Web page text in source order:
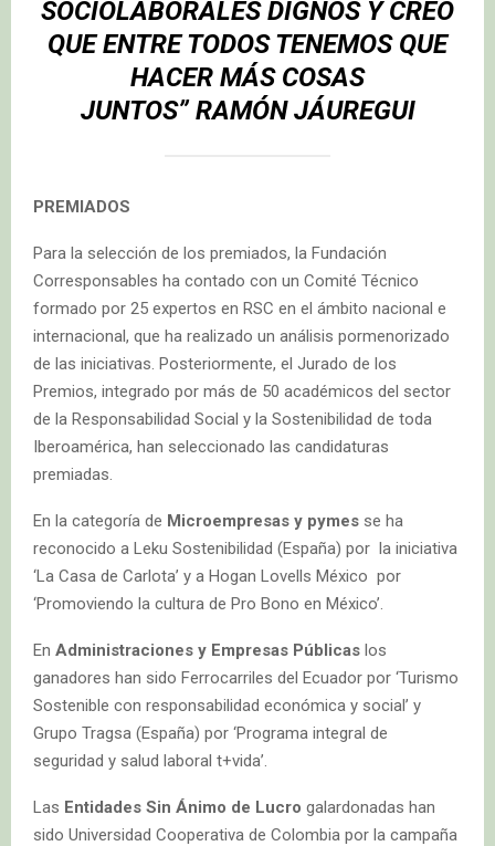
SOCIOLABORALES DIGNOS Y CREO
QUE ENTRE TODOS TENEMOS QUE
HACER MÁS COSAS
JUNTOS”RAMÓN JÁUREGUI
PREMIADOS
Para la selección de los premiados, la Fundación
Corresponsables ha contado con un Comité Técnico
formado por 25 expertos en RSC en el ámbito nacional e
internacional, que ha realizado un análisis pormenorizado
de las iniciativas. Posteriormente, el Jurado de los
Premios, integrado por más de 50 académicos del sector
de la Responsabilidad Social y la Sostenibilidad de toda
Iberoamérica, han seleccionado las candidaturas
premiadas.
En la categoría de Microempresas y pymes se ha
reconocido a Leku Sostenibilidad (España) por la iniciativa
‘La Casa de Carlota’ y a Hogan Lovells México por
‘Promoviendo la cultura de Pro Bono en México’.
En Administraciones y Empresas Públicas los
ganadores han sido Ferrocarriles del Ecuador por ‘Turismo
Sostenible con responsabilidad económica y social’ y
Grupo Tragsa (España) por ‘Programa integral de
seguridad y salud laboral t+vida’.
Las Entidades Sin Ánimo de Lucro galardonadas han
sido Universidad Cooperativa de Colombia por la campaña